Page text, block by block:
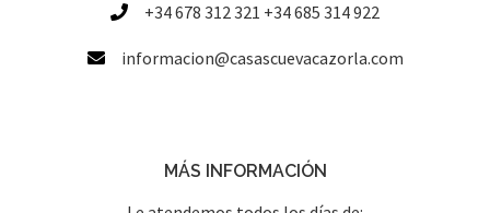
+34 678 312 321 +34 685 314 922
informacion@casascuevacazorla.com
MÁS INFORMACIÓN